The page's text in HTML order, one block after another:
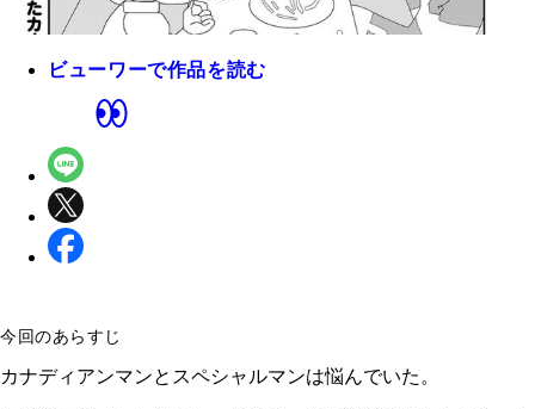
ビューワーで作品を読む
今回のあらすじ
カナディアンマンとスペシャルマンは悩んでいた。